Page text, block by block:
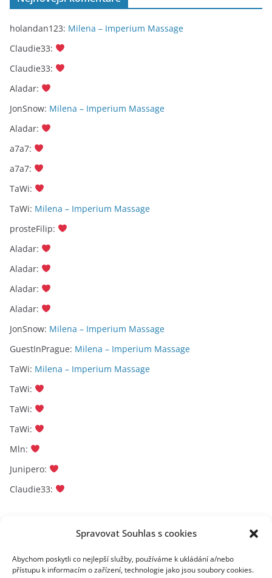
Spravovat Souhlas s cookies
Abychom poskytli co nejlepší služby, používáme k ukládání a/nebo
přístupu k informacím o zařízení, technologie jako jsou soubory cookies.
holandan123: Milena – Imperium Massage
Claudie33:
Claudie33:
Aladar:
JonSnow: Milena – Imperium Massage
Aladar:
a7a7:
a7a7:
TaWi:
TaWi: Milena – Imperium Massage
prosteFilip:
Aladar:
Aladar:
Aladar:
Aladar:
JonSnow: Milena – Imperium Massage
GuestInPrague: Milena – Imperium Massage
TaWi: Milena – Imperium Massage
TaWi:
TaWi:
TaWi:
Mln:
Junipero:
Claudie33:
A